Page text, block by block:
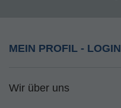
MEIN PROFIL - LOGIN
Wir über uns